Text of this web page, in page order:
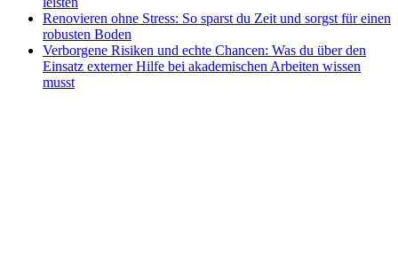
Renovieren ohne Stress: So sparst du Zeit und sorgst für einen
robusten Boden
Verborgene Risiken und echte Chancen: Was du über den
Einsatz externer Hilfe bei akademischen Arbeiten wissen
musst